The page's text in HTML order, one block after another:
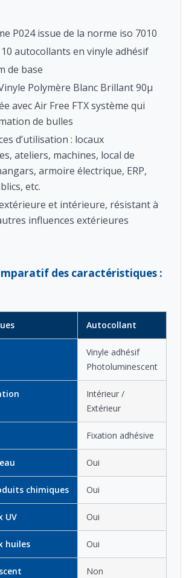
P024 issue de la norme iso 7010
10 autocollants en vinyle adhésif
de base
Polymère Blanc Brillant 90μ
avec Air Free FTX système qui
de bulles
d’utilisation : locaux
ateliers, machines, local de
armoire électrique, ERP,
etc.
et intérieure, résistant à
influences extérieures
des caractéristiques :
Autocollant
Vinyle adhésif
Photoluminescent
Intérieur /
Extérieur
Fixation adhésive
Oui
chimiques Oui
UV Oui
huiles Oui
Non